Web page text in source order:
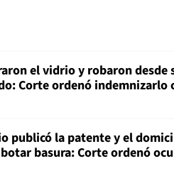
el vidrio y robaron desde
Corte ordenó indemnizarlo
publicó la patente y el
basura: Corte ordenó